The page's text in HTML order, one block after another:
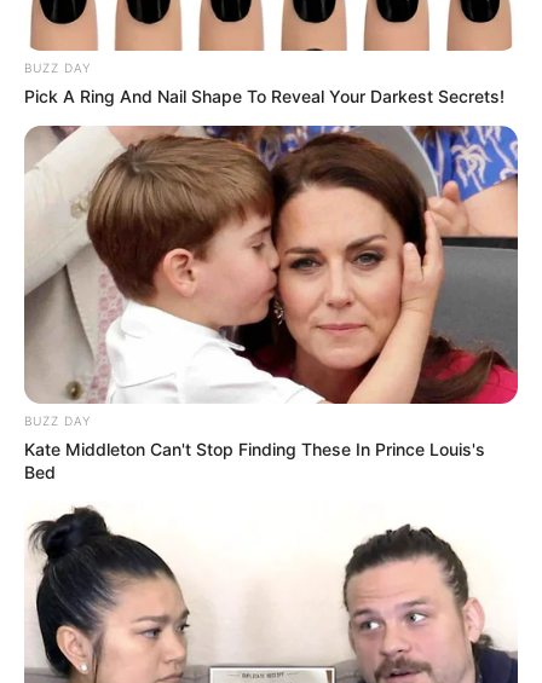
LIHAT ARTIKEL LAINNYA
Nyimas Ratu Rafa
BUZZ DAY
Pick A Ring And Nail Shape To Reveal Your Darkest Secrets!
BUZZ DAY
Kate Middleton Can't Stop Finding These In Prince Louis's
Bed